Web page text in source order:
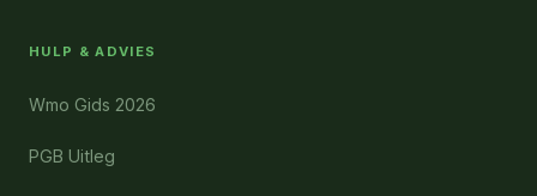
HULP & ADVIES
Wmo Gids 2026
PGB Uitleg